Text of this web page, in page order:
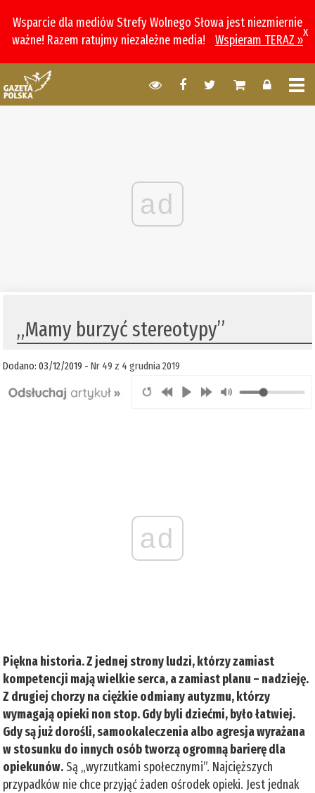
Wsparcie dla mediów Strefy Wolnego Słowa jest niezmiernie
ważne! Razem ratujmy niezależne media!
Wspieram TERAZ »
x
ad
„Mamy burzyć stereotypy”
Dodano: 03/12/2019 -Nr 49 z 4 grudnia 2019
ad
Piękna historia. Z jednej strony ludzi, którzy zamiast
kompetencji mają wielkie serca, a zamiast planu – nadzieję.
Z drugiej chorzy na ciężkie odmiany autyzmu, którzy
wymagają opieki non stop. Gdy byli dziećmi, było łatwiej.
Gdy są już dorośli, samookaleczenia albo agresja wyrażana
w stosunku do innych osób tworzą ogromną barierę dla
opiekunów.Są „wyrzutkami społecznymi”. Najcięższych
przypadków nie chce przyjąć żaden ośrodek opieki. Jest jednak